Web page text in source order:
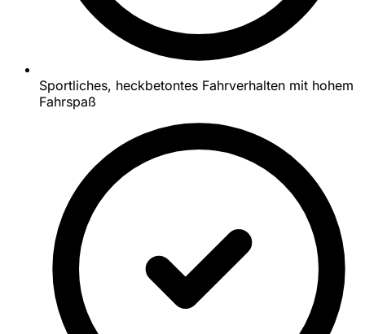
Sportliches, heckbetontes Fahrverhalten mit hohem
Fahrspaß